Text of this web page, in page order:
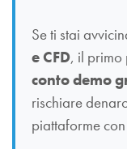
Se ti stai
e CFD, il primo
conto demo
rischiare
piattaforme